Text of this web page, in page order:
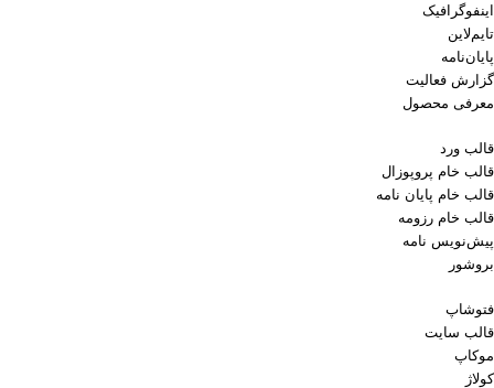
اینفوگرافیک
تایم‌لاین
پایان‌نامه
گزارش فعالیت
معرفی محصول
قالب ورد
قالب خام پروپوزال
قالب خام پایان نامه
قالب خام رزومه
پیش‌نویس نامه
بروشور
فتوشاپ
قالب سایت
موکاپ
کولاژ